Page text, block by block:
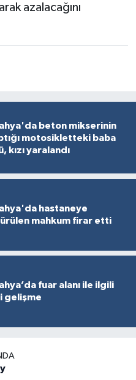
azalacağını
beton mikserinin
motosikletteki baba
kızı yaralandı
hastaneye
mahkum firar etti
fuar alanı ile ilgili
gelişme